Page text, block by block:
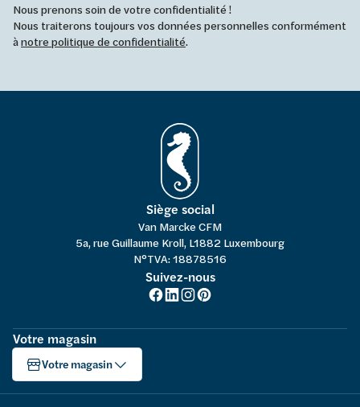
Nous prenons soin de votre confidentialité !
Nous traiterons toujours vos données personnelles conformément
ànotre politique de confidentialité.
Siège social
Van Marcke CFM
5a, rue Guillaume Kroll, L1882 Luxembourg
N°TVA: 18878516
Suivez-nous
Votre magasin
Votre magasin